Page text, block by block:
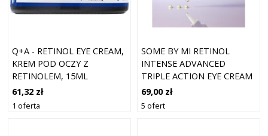
Q+A - RETINOL EYE CREAM,
KREM POD OCZY Z
RETINOLEM, 15ML
61,32 zł
1 oferta
SOME BY MI RETINOL
INTENSE ADVANCED
TRIPLE ACTION EYE CREAM
30 ML
69,00 zł
5 ofert